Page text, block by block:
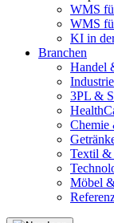
WMS
WMS
KI in
Branchen
Handel
3PL &
Chemie
Textil &
Möbel